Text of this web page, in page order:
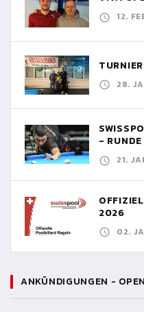
12.
28.
- RUNDE
21.
2026
02.
ANKÜNDIGUNGEN - OPEN